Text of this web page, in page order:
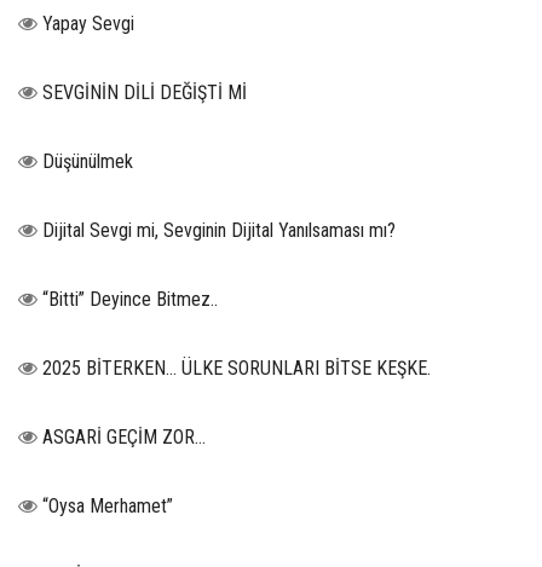
Yapay Sevgi
SEVGİNİN DİLİ DEĞİŞTİ Mİ
Düşünülmek
Dijital Sevgi mi, Sevginin Dijital Yanılsaması mı?
“Bitti” Deyince Bitmez..
2025 BİTERKEN… ÜLKE SORUNLARI BİTSE KEŞKE.
ASGARİ GEÇİM ZOR…
“Oysa Merhamet”